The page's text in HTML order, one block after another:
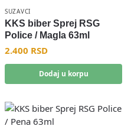
SUZAVCI
KKS biber Sprej RSG
Police / Magla 63ml
2.400 RSD
Dodaj u korpu